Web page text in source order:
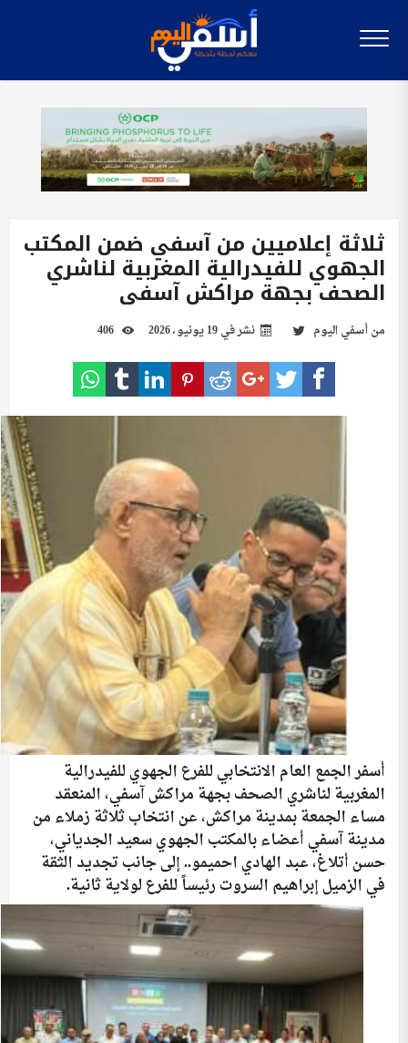
ثلاثة إعلاميين من آسفي ضمن المكتب
الجهوي للفيدرالية المغربية لناشري
الصحف بجهة مراكش آسفي
منأسفي اليوم نشر في19 يونيو، 2026
أسفر الجمع العام الانتخابي للفرع الجهوي للفيدرالية
المغربية لناشري الصحف بجهة مراكش آسفي، المنعقد
مساء الجمعة بمدينة مراكش، عن انتخاب ثلاثة زملاء من
مدينة آسفي أعضاء بالمكتب الجهوي سعيد الجدياني،
حسن أتلاغ، عبد الهادي احميمو.. إلى جانب تجديد الثقة
في الزميل إبراهيم السروت رئيساً للفرع لولاية ثانية.